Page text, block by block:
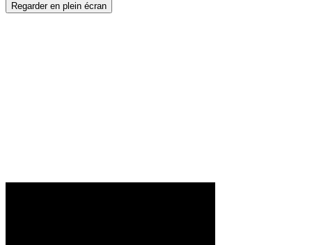
Regarder en plein écran